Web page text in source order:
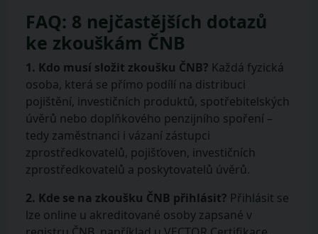
FAQ: 8 nejčastějších dotazů
ke zkouškám ČNB
1. Kdo musí složit zkoušku ČNB? Každá fyzická
osoba, která se přímo podílí na distribuci
pojištění, investičních produktů, spotřebitelských
úvěrů nebo doplňkového penzijního spoření –
tedy zaměstnanci i vázaní zástupci
zprostředkovatelů, pojišťoven, investičních
zprostředkovatelů a poskytovatelů úvěrů.
2. Kde se na zkoušku ČNB přihlásit? Přihlásit se
lze online u akreditované osoby zapsané v